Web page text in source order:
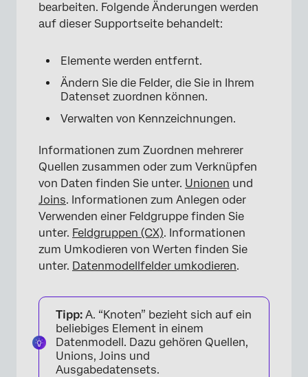
Neues Feld hinzufügen
Datenmodell-Entwürfe
FAQs
bearbeiten. Folgende Änderungen werden
auf dieser Supportseite behandelt:
Elemente werden entfernt.
Ändern Sie die Felder, die Sie in Ihrem
Datenset zuordnen können.
Verwalten von Kennzeichnungen.
Informationen zum Zuordnen mehrerer
Quellen zusammen oder zum Verknüpfen
von Daten finden Sie unter. Unionen und
Joins. Informationen zum Anlegen oder
Verwenden einer Feldgruppe finden Sie
unter. Feldgruppen (CX). Informationen
zum Umkodieren von Werten finden Sie
unter. Datenmodellfelder umkodieren.
Tipp: A. “Knoten” bezieht sich auf ein
beliebiges Element in einem
Datenmodell. Dazu gehören Quellen,
Unions, Joins und
Ausgabedatensets.